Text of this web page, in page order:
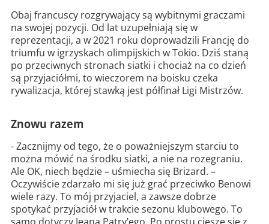
Obaj francuscy rozgrywający są wybitnymi graczami
na swojej pozycji. Od lat uzupełniają się w
reprezentacji, a w 2021 roku doprowadzili Francję do
triumfu w igrzyskach olimpijskich w Tokio. Dziś staną
po przeciwnych stronach siatki i chociaż na co dzień
są przyjaciółmi, to wieczorem na boisku czeka
rywalizacja, której stawką jest półfinał Ligi Mistrzów.
Znowu razem
- Zacznijmy od tego, że o poważniejszym starciu to
można mówić na środku siatki, a nie na rozegraniu.
Ale OK, niech będzie – uśmiecha się Brizard. –
Oczywiście zdarzało mi się już grać przeciwko Benowi
wiele razy. To mój przyjaciel, a zawsze dobrze
spotykać przyjaciół w trakcie sezonu klubowego. To